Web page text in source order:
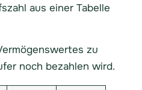
aus einer Tabelle
zu
noch bezahlen wird.